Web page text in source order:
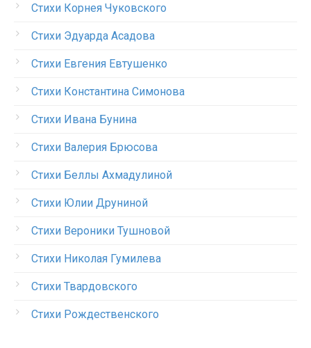
Стихи Корнея Чуковского
Стихи Эдуарда Асадова
Стихи Евгения Евтушенко
Стихи Константина Симонова
Стихи Ивана Бунина
Стихи Валерия Брюсова
Стихи Беллы Ахмадулиной
Стихи Юлии Друниной
Стихи Вероники Тушновой
Стихи Николая Гумилева
Стихи Твардовского
Стихи Рождественского